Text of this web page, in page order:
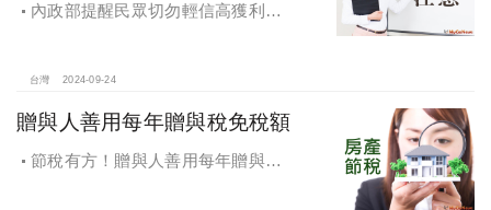
內政部提醒民眾切勿輕信高獲利投
台灣 2024-09-24
贈與人善用每年贈與稅免稅額
節稅有方！贈與人善用每年贈與稅